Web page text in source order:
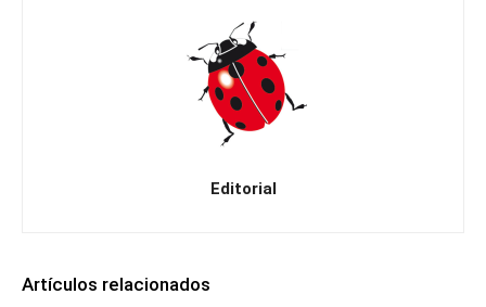
Editorial
Artículos relacionados